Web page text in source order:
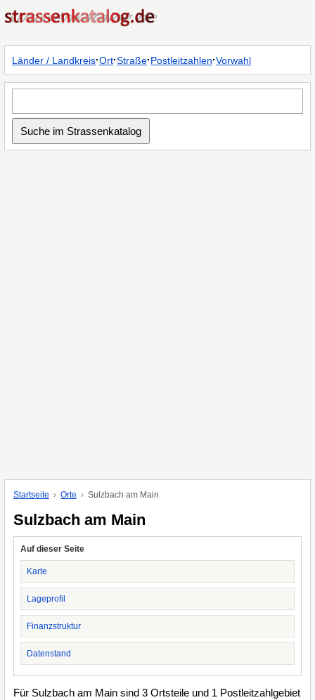
Länder / Landkreis·Ort·Straße·Postleitzahlen·Vorwahl
Startseite Orte Sulzbach am Main
Sulzbach am Main
Auf dieser Seite
Karte
Lageprofil
Finanzstruktur
Datenstand
Für Sulzbach am Main sind 3 Ortsteile und 1 Postleitzahlgebiet